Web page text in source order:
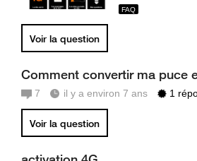
Voir la question
Comment convertir ma puce
7 il y a environ 7 ans 1
Voir la question